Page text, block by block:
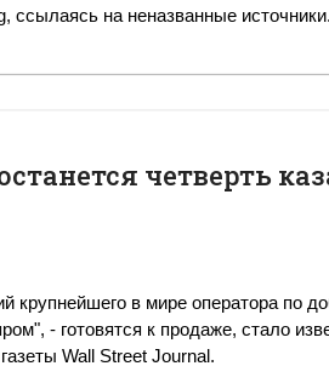
ссылаясь на неназванные источники.
четверть
крупнейшего в мире оператора по
- готовятся к продаже, стало
Wall Street Journal.